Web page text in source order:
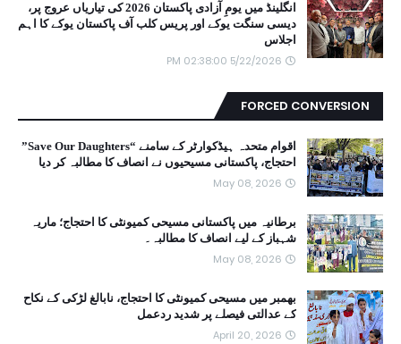
انگلینڈ میں یومِ آزادی پاکستان 2026 کی تیاریاں عروج پر،
دیسی سنگت یوکے اور پریس کلب آف پاکستان یوکے کا اہم
اجلاس
5/22/2026 02:38:00 PM
FORCED CONVERSION
اقوام متحدہ ہیڈکوارٹر کے سامنے “Save Our Daughters”
احتجاج، پاکستانی مسیحیوں نے انصاف کا مطالبہ کر دیا
May 08, 2026
برطانیہ میں پاکستانی مسیحی کمیونٹی کا احتجاج؛ ماریہ
شہباز کے لیے انصاف کا مطالبہ۔
May 08, 2026
بھمبر میں مسیحی کمیونٹی کا احتجاج، نابالغ لڑکی کے نکاح
کے عدالتی فیصلے پر شدید ردعمل
April 20, 2026